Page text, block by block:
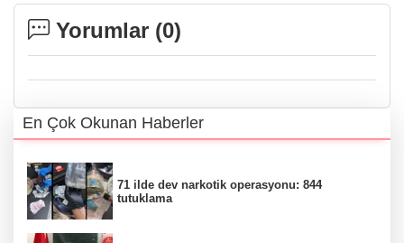
Yorumlar (0)
En Çok Okunan Haberler
71 ilde dev narkotik operasyonu: 844
tutuklama